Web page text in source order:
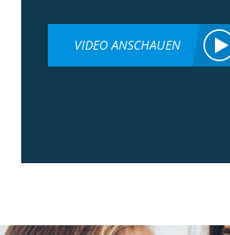
VIDEO ANSCHAUEN